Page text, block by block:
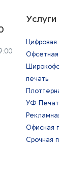
Услуги
Цифровая
печать
УФ
Офисная
Срочная